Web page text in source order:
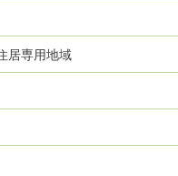
居専用地域